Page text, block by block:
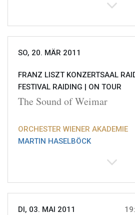
SO, 20. MÄR 2011
FRANZ LISZT KONZERTSAAL
FESTIVAL RAIDING | ON TOUR
The Sound of Weimar
ORCHESTER WIENER AKADEMIE
MARTIN HASELBÖCK
DI, 03. MAI 2011